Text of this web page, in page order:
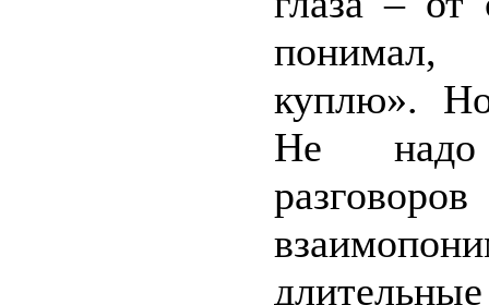
понимал,
куплю».
Не надо